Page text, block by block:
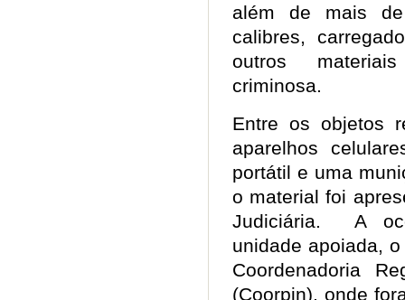
além de mais
calibres,
outros
criminosa.
Entre os objetos
aparelhos
portátil e uma
o material foi
Judiciária. A
unidade apoiada,
Coordenadoria
(Coorpin), onde